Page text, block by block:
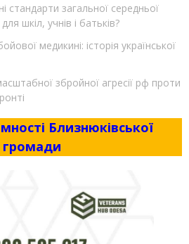
загальної середньої
шкіл, учнів і батьків?
медикині: історія української
збройної агресії рф проти
Близнюківської
громади